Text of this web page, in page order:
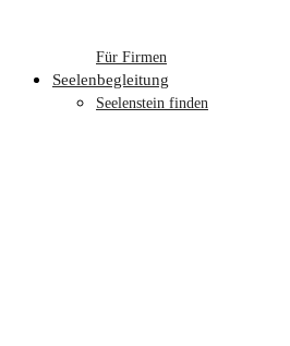
Für Firmen
Seelenbegleitung
Seelenstein finden